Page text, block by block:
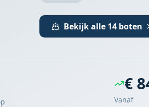
Bekijk alle 14 boten
€
Vanaf